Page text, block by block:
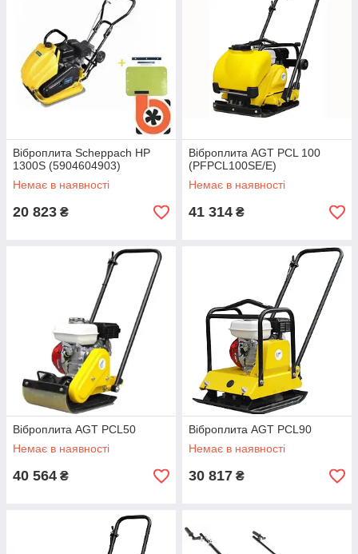
Віброплита Scheppach HP
1300S (5904604903)
Немає в наявності
20 823 ₴
Віброплита AGT PCL 100
(PFPCL100SE/E)
Немає в наявності
41 314 ₴
Віброплита AGT PCL50
Немає в наявності
40 564 ₴
Віброплита AGT PCL90
Немає в наявності
30 817 ₴